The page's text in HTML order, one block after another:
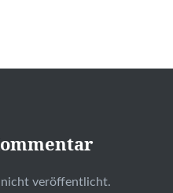
nicht veröffentlicht.